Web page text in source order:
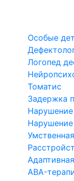
Особые
Логопед
Томатис
Задержка
Нарушение
Нарушение
ABA-